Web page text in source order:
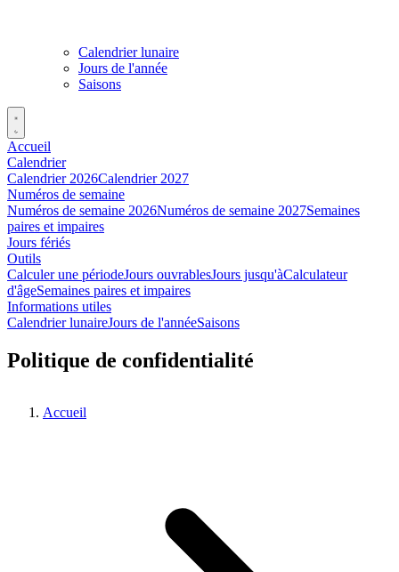
Calendrier lunaire
Jours de l'année
Saisons
Accueil
Calendrier
Calendrier 2026Calendrier 2027
Numéros de semaine
Numéros de semaine 2026Numéros de semaine 2027Semaines
paires et impaires
Jours fériés
Outils
Calculer une périodeJours ouvrablesJours jusqu'àCalculateur
d'âgeSemaines paires et impaires
Informations utiles
Calendrier lunaireJours de l'annéeSaisons
Politique de confidentialité
Accueil